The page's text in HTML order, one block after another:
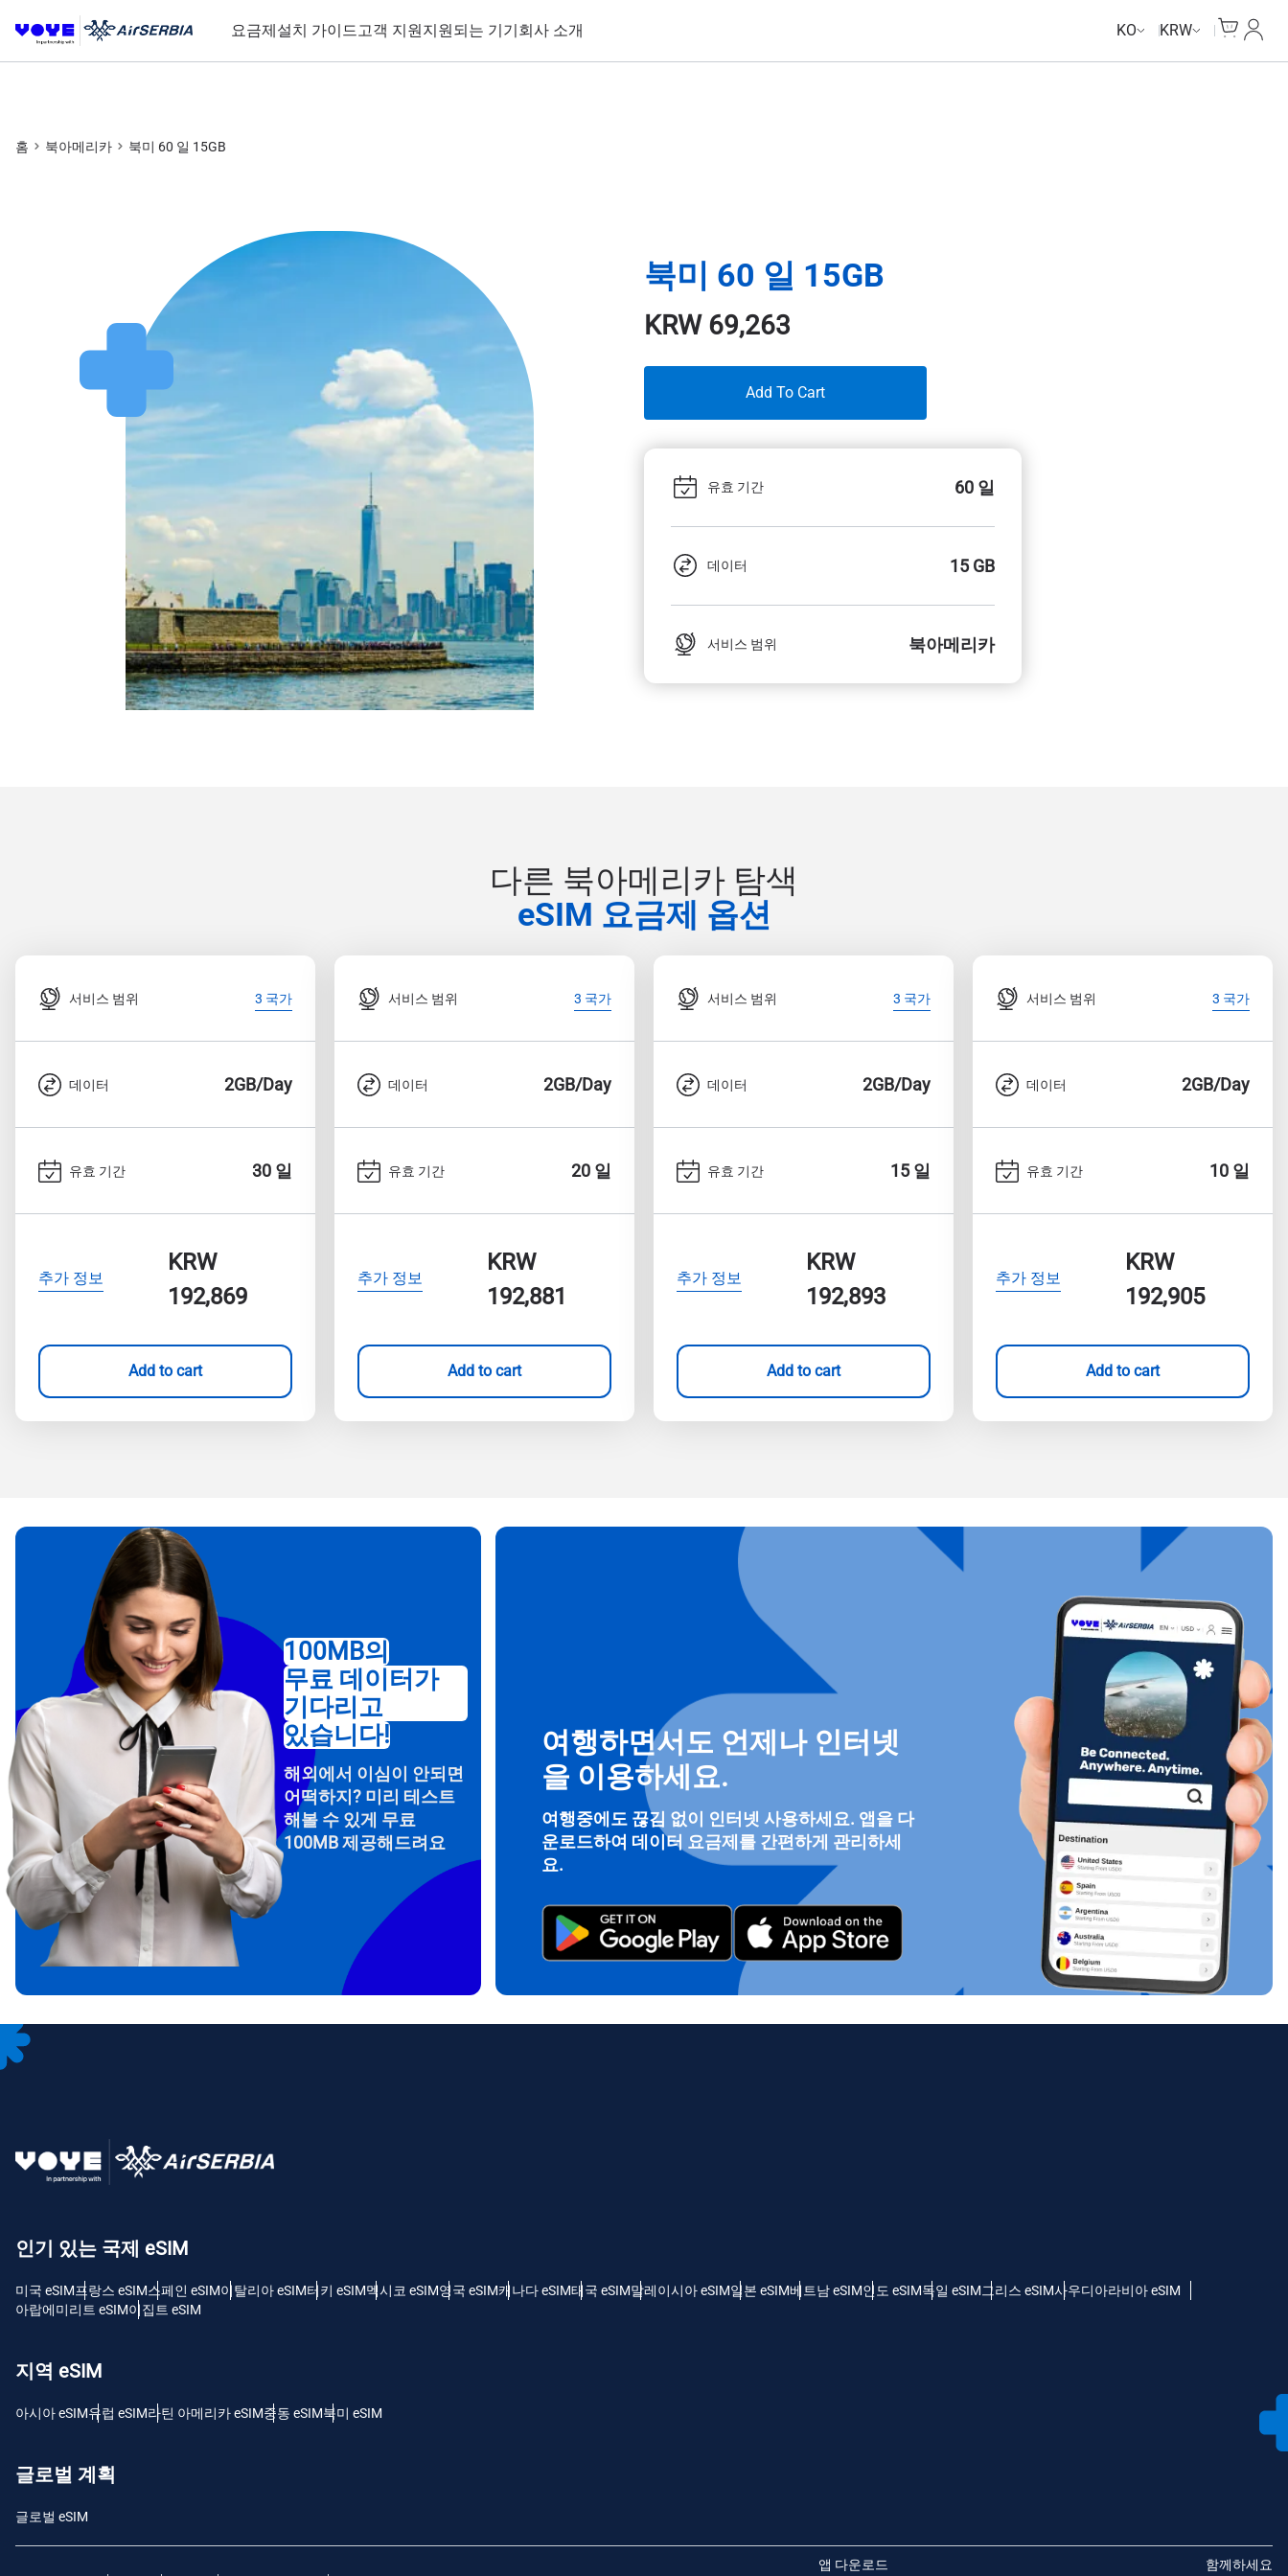
요금제설치 가이드고객 지원지원되는 기기회사 소개 KO KRW
내 계
홈 북아메리카 북미 60 일 15GB
북미 60 일 15GB
KRW69,263
Add To Cart
유효 기간 60 일
데이터 15 GB
서비스 범위 북아메리카
다른 북아메리카 탐색
eSIM 요금제 옵션
서비스 범위 3 국가
데이터 2GB/Day
유효 기간 30 일
추가 정보
KRW
192,869
Add to cart
서비스 범위 3 국가
데이터 2GB/Day
유효 기간 20 일
추가 정보
KRW
192,881
Add to cart
서비스 범위 3 국가
데이터 2GB/Day
유효 기간 15 일
추가 정보
KRW
192,893
Add to cart
서비스 범위 3 국가
데이터 2GB/Day
유효 기간 10 일
추가 정보
KRW
192,905
Add to cart
팝업 닫기
How do I get my eSim?
To get your eSIM, start by checking if your device supports eSIM technology.
Then, contact your mobile carrier to request an eSIM activation. They will
provide you with a QR code or activation details that you can scan or enter
in your device settings. Once activated, you can enjoy the benefits of eSIM
100MB의
무료 데이터가
기다리고
있습니다!
해외에서 이심이 안되면
어떡하지? 미리 테스트
해볼 수 있게 무료
100MB 제공해드려요
여행하면서도 언제나 인터넷
을 이용하세요.
여행중에도 끊김 없이 인터넷 사용하세요. 앱을 다
운로드하여 데이터 요금제를 간편하게 관리하세
요.
인기 있는 국제 eSIM
미국 eSIM프랑스 eSIM스페인 eSIM이탈리아 eSIM터키 eSIM멕시코 eSIM영국 eSIM캐나다 eSIM태국 eSIM말레이시아 eSIM일본 eSIM베트남 eSIM인도 eSIM독일 eSIM그리스 eSIM사우디아라비아 eSIM
아랍에미리트 eSIM이집트 eSIM
지역 eSIM
아시아 eSIM유럽 ​​eSIM라틴 아메리카 eSIM중동 eSIM북미 eSIM
글로벌 계획
글로벌 eSIM
앱 다운로드 함께하세요
Deutsch 简体中文
로그인 또는 회원가입
계정을 계속 이용하거나 몇 초 만에 새로 만드세요.